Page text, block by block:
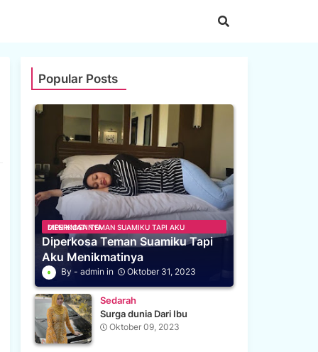
Popular Posts
DIPERKOSA TEMAN SUAMIKU TAPI AKU MENIKMATINYA
Diperkosa Teman Suamiku Tapi
Aku Menikmatinya
admin Oktober 31, 2023
Sedarah
Surga dunia Dari Ibu
Oktober 09, 2023